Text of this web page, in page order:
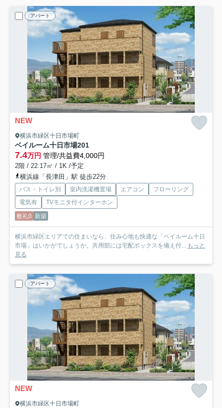
アパート
NEW
横浜市緑区十日市場町
ベイルーム十日市場201
7.4万円 管理/共益費4,000円
2階 / 22.17㎡ / 1K /予定
横浜線「長津田」駅 徒歩22分
バス・トイレ別 室内洗濯機置場 エアコン
フローリング
電気有
TVモニタ付インターホン
敷礼0 新築
横浜市緑区エリアでの住まいなら、住み心地も快適な「ベイルーム十日
市場」はいかがでしょうか。共用部には宅配ボックスを備え付...
もっと
見る
アパート
NEW
横浜市緑区十日市場町